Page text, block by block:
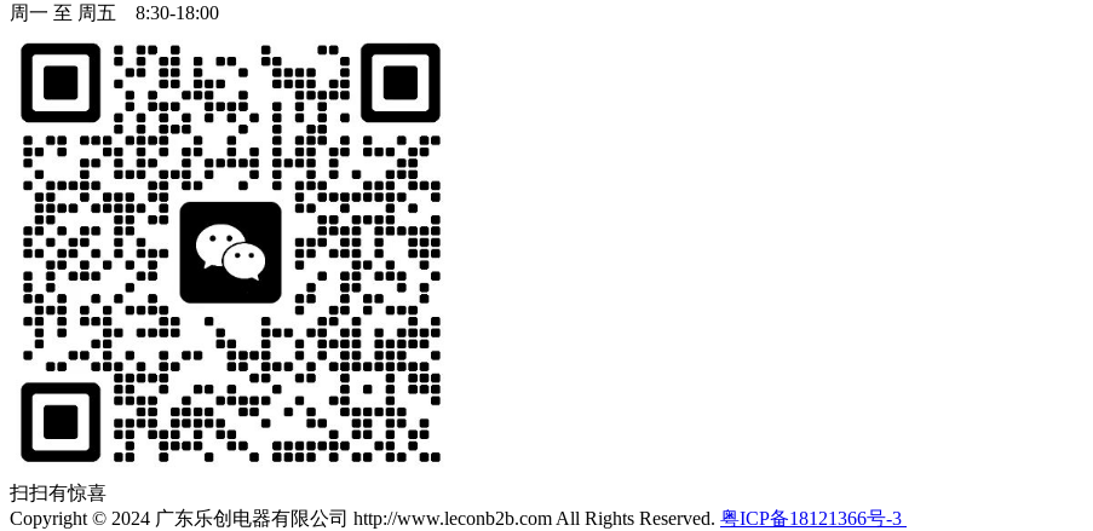
周一 至 周五 8:30-18:00
扫扫有惊喜
Copyright © 2024 广东乐创电器有限公司 http://www.leconb2b.com All Rights Reserved. 粤ICP备18121366号-3